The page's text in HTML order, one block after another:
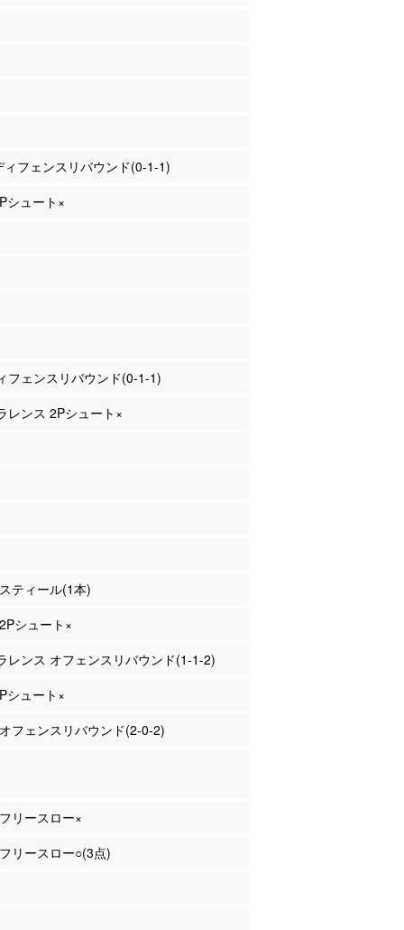
ィフェンスリバウンド(0-1-1)
シュート×
フェンスリバウンド(0-1-1)
レンス 2Pシュート×
ティール(1本)
シュート×
レンス オフェンスリバウンド(1-1-2)
シュート×
フェンスリバウンド(2-0-2)
リースロー×
リースロー○(3点)